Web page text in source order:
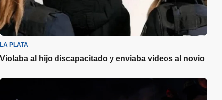
LA PLATA
Violaba al hijo discapacitado y enviaba videos al novio